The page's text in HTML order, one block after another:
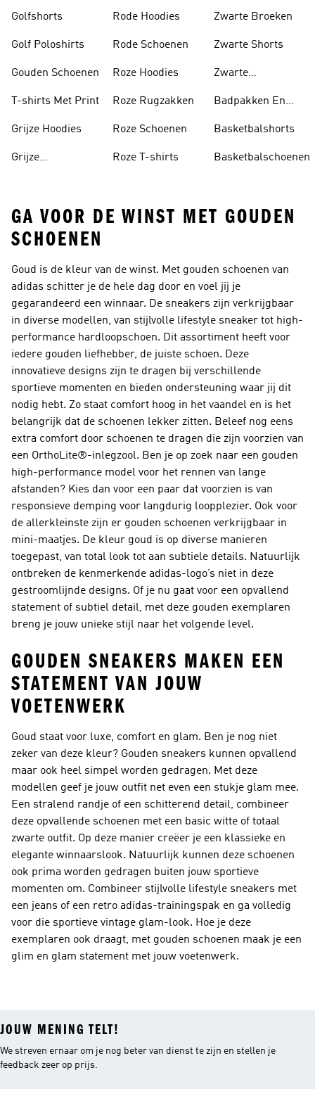
Golfshorts
Golf Poloshirts
Gouden Schoenen
T-shirts Met Print
Grijze Hoodies
Grijze
Rode Hoodies
Rode Schoenen
Roze Hoodies
Roze Rugzakken
Roze Schoenen
Roze T-shirts
Zwarte Broeken
Zwarte Shorts
Zwarte
Badpakken En
Basketbalshorts
Basketbalschoenen
GA VOOR DE WINST MET GOUDEN
SCHOENEN
Goud is de kleur van de winst. Met gouden schoenen van
adidas schitter je de hele dag door en voel jij je
gegarandeerd een winnaar. De sneakers zijn verkrijgbaar
in diverse modellen, van stijlvolle lifestyle sneaker tot high-
performance hardloopschoen. Dit assortiment heeft voor
iedere gouden liefhebber, de juiste schoen. Deze
innovatieve designs zijn te dragen bij verschillende
sportieve momenten en bieden ondersteuning waar jij dit
nodig hebt. Zo staat comfort hoog in het vaandel en is het
belangrijk dat de schoenen lekker zitten. Beleef nog eens
extra comfort door schoenen te dragen die zijn voorzien van
een OrthoLite®-inlegzool. Ben je op zoek naar een gouden
high-performance model voor het rennen van lange
afstanden? Kies dan voor een paar dat voorzien is van
responsieve demping voor langdurig loopplezier. Ook voor
de allerkleinste zijn er gouden schoenen verkrijgbaar in
mini-maatjes. De kleur goud is op diverse manieren
toegepast, van total look tot aan subtiele details. Natuurlijk
ontbreken de kenmerkende adidas-logo’s niet in deze
gestroomlijnde designs. Of je nu gaat voor een opvallend
statement of subtiel detail, met deze gouden exemplaren
breng je jouw unieke stijl naar het volgende level.
GOUDEN SNEAKERS MAKEN EEN
STATEMENT VAN JOUW
VOETENWERK
Goud staat voor luxe, comfort en glam. Ben je nog niet
zeker van deze kleur? Gouden sneakers kunnen opvallend
maar ook heel simpel worden gedragen. Met deze
modellen geef je jouw outfit net even een stukje glam mee.
Een stralend randje of een schitterend detail, combineer
deze opvallende schoenen met een basic witte of totaal
zwarte outfit. Op deze manier creëer je een klassieke en
elegante winnaarslook. Natuurlijk kunnen deze schoenen
ook prima worden gedragen buiten jouw sportieve
momenten om. Combineer stijlvolle lifestyle sneakers met
een jeans of een retro adidas-trainingspak en ga volledig
voor die sportieve vintage glam-look. Hoe je deze
exemplaren ook draagt, met gouden schoenen maak je een
glim en glam statement met jouw voetenwerk.
JOUW MENING TELT!
We streven ernaar om je nog beter van dienst te zijn en stellen je
feedback zeer op prijs.